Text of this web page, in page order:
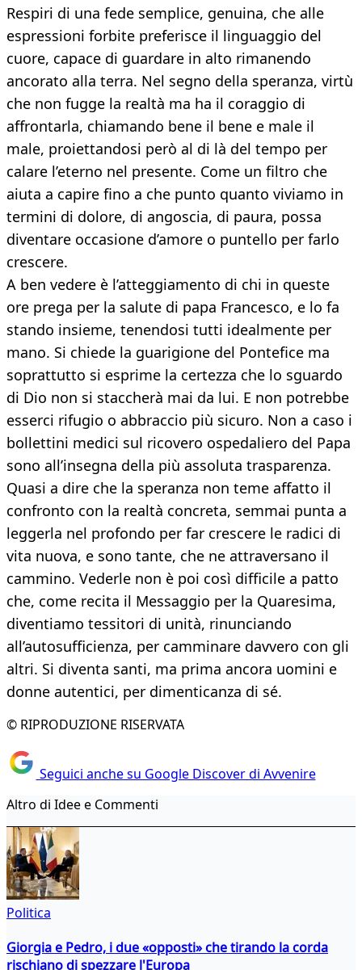
Respiri di una fede semplice, genuina, che alle
espressioni forbite preferisce il linguaggio del
cuore, capace di guardare in alto rimanendo
ancorato alla terra. Nel segno della speranza, virtù
che non fugge la realtà ma ha il coraggio di
affrontarla, chiamando bene il bene e male il
male, proiettandosi però al di là del tempo per
calare l’eterno nel presente. Come un filtro che
aiuta a capire fino a che punto quanto viviamo in
termini di dolore, di angoscia, di paura, possa
diventare occasione d’amore o puntello per farlo
crescere.
A ben vedere è l’atteggiamento di chi in queste
ore prega per la salute di papa Francesco, e lo fa
stando insieme, tenendosi tutti idealmente per
mano. Si chiede la guarigione del Pontefice ma
soprattutto si esprime la certezza che lo sguardo
di Dio non si staccherà mai da lui. E non potrebbe
esserci rifugio o abbraccio più sicuro. Non a caso i
bollettini medici sul ricovero ospedaliero del Papa
sono all’insegna della più assoluta trasparenza.
Quasi a dire che la speranza non teme affatto il
confronto con la realtà concreta, semmai punta a
leggerla nel profondo per far crescere le radici di
vita nuova, e sono tante, che ne attraversano il
cammino. Vederle non è poi così difficile a patto
che, come recita il Messaggio per la Quaresima,
diventiamo tessitori di unità, rinunciando
all’autosufficienza, per camminare davvero con gli
altri. Si diventa santi, ma prima ancora uomini e
donne autentici, per dimenticanza di sé.
© RIPRODUZIONE RISERVATA
Seguici anche su Google Discover di Avvenire
Altro di Idee e Commenti
Politica
Giorgia e Pedro, i due «opposti» che tirando la corda
rischiano di spezzare l'Europa